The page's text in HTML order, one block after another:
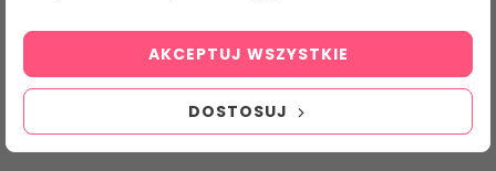
DOSTOSUJ
AKCEPTUJ WSZYSTKIE